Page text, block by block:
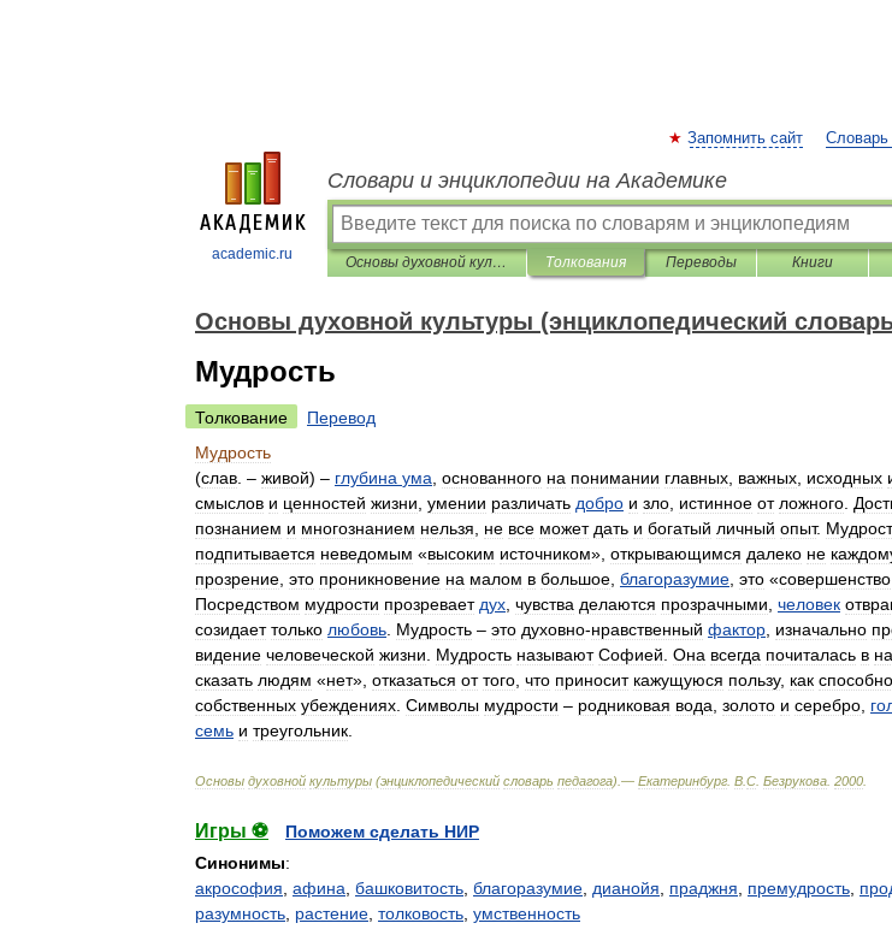
academic.ru
Запомнить сайт Словарь
Словари и энциклопедии на Академике
Основы духовной культуры (энциклопедический словарь педагога) Толкования Переводы Книги
Основы духовной культуры (энциклопедический словарь
Мудрость
Толкование
Перевод
Мудрость
(слав . – живой) – глубина ума основанного на понимании главных важных исходных
смыслов и ценностей жизни умении различать добро и зло истинное от ложного
познанием и многознанием нельзя не все может дать и богатый личный опыт.
подпитывается неведомым «высоким источником», открывающимся далеко не
прозрение это проникновение на малом в большое благоразумие это «совершенство
Посредством мудрости прозревает дух чувства делаются прозрачными человек
созидает только любовь Мудрость – это духовно-нравственный фактор изначально
видение человеческой жизни Мудрость называют Софией Она всегда почиталась в
сказать людям «нет», отказаться от того что приносит кажущуюся пользу, как
собственных убеждениях Символы мудрости – родниковая вода золото и серебро
семь и треугольник
Основы духовной культуры (энциклопедический словарь педагога).— Екатеринбург В С Безрукова 2000
Игры ⚽
Поможем сделать НИР
Синонимы:
акрософия афина башковитость благоразумие дианойя праджня премудрость
разумность растение толковость умственность